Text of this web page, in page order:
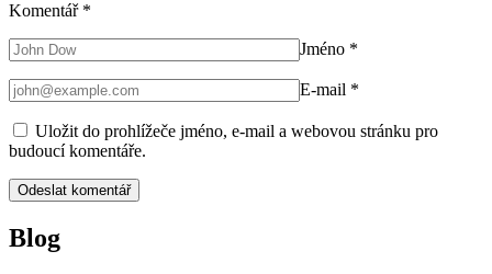
Komentář *
Jméno *
E-mail *
Uložit do prohlížeče jméno, e-mail a webovou stránku pro
budoucí komentáře.
Blog